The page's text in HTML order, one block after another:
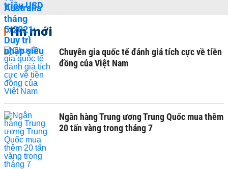
Tin mới
Chuyên gia quốc tế đánh giá tích cực về tiền
đồng của Việt Nam
Ngân hàng Trung ương Trung Quốc mua thêm
20 tấn vàng trong tháng 7